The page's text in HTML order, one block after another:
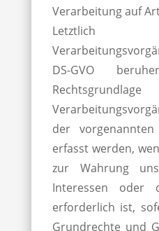
Verarbeitung auf
Letztlich
DS-GVO
der vorgenannten
erfasst werden,
zur Wahrung
Interessen oder
erforderlich ist,
Grundrechte und